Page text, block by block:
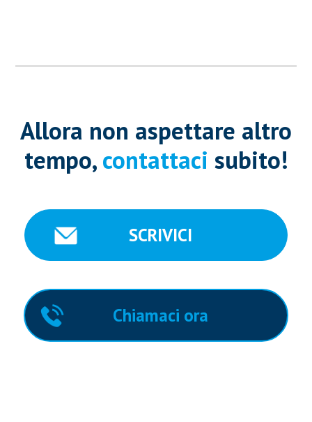
Allora non aspettare altro
tempo,contattaci subito!
SCRIVICI
Chiamaci ora